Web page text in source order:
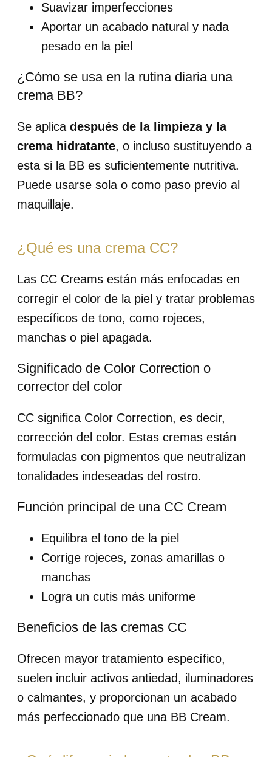
Suavizar imperfecciones
Aportar un acabado natural y nada
pesado en la piel
¿Cómo se usa en la rutina diaria una
crema BB?
Se aplica después de la limpieza y la
crema hidratante, o incluso sustituyendo a
esta si la BB es suficientemente nutritiva.
Puede usarse sola o como paso previo al
maquillaje.
¿Qué es una crema CC?
Las CC Creams están más enfocadas en
corregir el color de la piel y tratar problemas
específicos de tono, como rojeces,
manchas o piel apagada.
Significado de Color Correction o
corrector del color
CC significa Color Correction, es decir,
corrección del color. Estas cremas están
formuladas con pigmentos que neutralizan
tonalidades indeseadas del rostro.
Función principal de una CC Cream
Equilibra el tono de la piel
Corrige rojeces, zonas amarillas o
manchas
Logra un cutis más uniforme
Beneficios de las cremas CC
Ofrecen mayor tratamiento específico,
suelen incluir activos antiedad, iluminadores
o calmantes, y proporcionan un acabado
más perfeccionado que una BB Cream.